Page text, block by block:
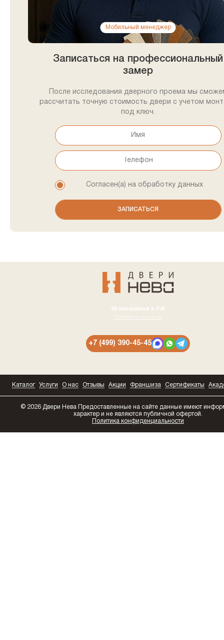
Мобильный менеджер
Записаться на профессиональный
замер
После исследования дверного проема мы
рассчитать точную стоимость двери с учетом
под ключ.
Согласен(а) на обработку данных
60 магазинов в РФ
+7 (499) 390-45-45
Каталог Услуги О нас Отзывы Акции Франшиза Сертификаты
© 2026 Двери Нева Предоставленные на сайте данные имеют
характер и не являются публичной офертой.
Политика конфиденциальности